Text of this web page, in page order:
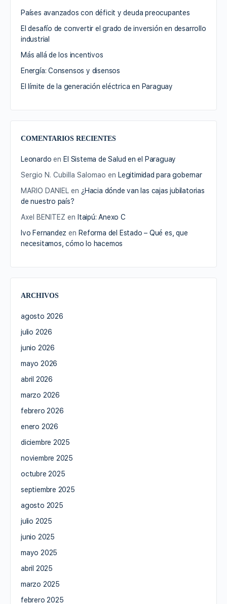
Países avanzados con déficit y deuda preocupantes
El desafío de convertir el grado de inversión en desarrollo
industrial
Más allá de los incentivos
Energía: Consensos y disensos
El límite de la generación eléctrica en Paraguay
COMENTARIOS RECIENTES
Leonardo en El Sistema de Salud en el Paraguay
Sergio N. Cubilla Salomao en Legitimidad para gobernar
MARIO DANIEL en ¿Hacia dónde van las cajas jubilatorias
de nuestro país?
Axel BENITEZ en Itaipú: Anexo C
Ivo Fernandez en Reforma del Estado – Qué es, que
necesitamos, cómo lo hacemos
ARCHIVOS
agosto 2026
julio 2026
junio 2026
mayo 2026
abril 2026
marzo 2026
febrero 2026
enero 2026
diciembre 2025
noviembre 2025
octubre 2025
septiembre 2025
agosto 2025
julio 2025
junio 2025
mayo 2025
abril 2025
marzo 2025
febrero 2025